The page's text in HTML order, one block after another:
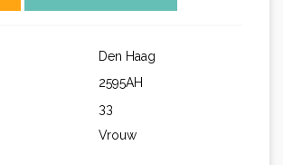
Den Haag
2595AH
33
Vrouw